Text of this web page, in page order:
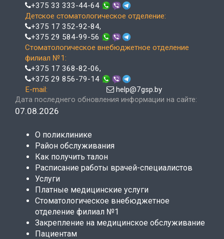
+375 33 333-44-64
Детское стоматологическое отделение:
+375 17 352-92-84,
+375 29 584-99-56
Стоматологическое внебюджетное отделение
филиал №1:
+375 17 368-82-06,
+375 29 856-79-14
E-mail:
help@7gsp.by
Дата последнего обновления информации на сайте:
07.08.2026
О поликлинике
Район обслуживания
Как получить талон
Расписание работы врачей-специалистов
Услуги
Платные медицинские услуги
Стоматологическое внебюджетное
отделение филиал №1
Закрепление на медицинское обслуживание
Пациентам